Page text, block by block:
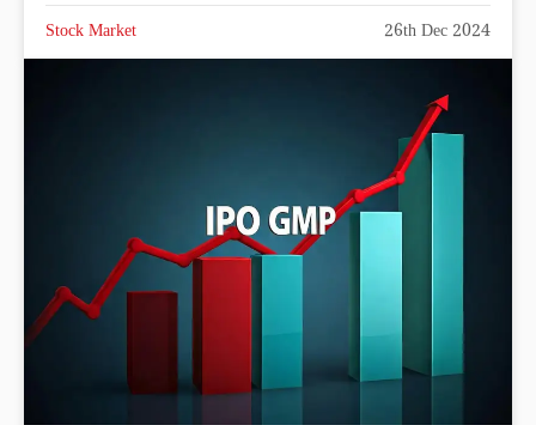
Stock Market 26th Dec 2024